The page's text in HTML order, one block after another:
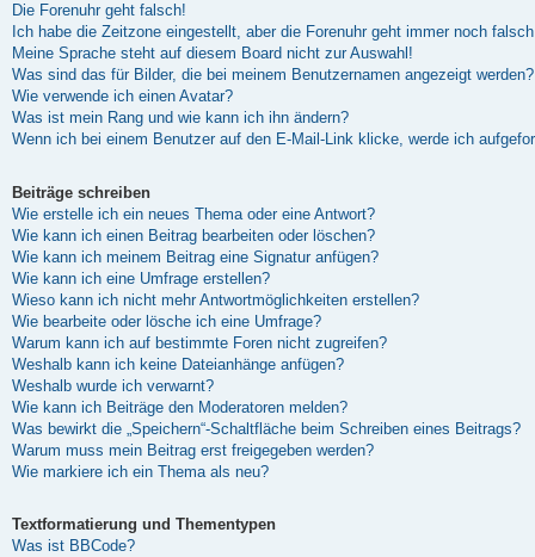
Die Forenuhr geht falsch!
Ich habe die Zeitzone eingestellt, aber die Forenuhr geht immer noch
Meine Sprache steht auf diesem Board nicht zur Auswahl!
Was sind das für Bilder, die bei meinem Benutzernamen angezeigt werden?
Wie verwende ich einen Avatar?
Was ist mein Rang und wie kann ich ihn ändern?
Wenn ich bei einem Benutzer auf den E-Mail-Link klicke, werde ich
Beiträge schreiben
Wie erstelle ich ein neues Thema oder eine Antwort?
Wie kann ich einen Beitrag bearbeiten oder löschen?
Wie kann ich meinem Beitrag eine Signatur anfügen?
Wie kann ich eine Umfrage erstellen?
Wieso kann ich nicht mehr Antwortmöglichkeiten erstellen?
Wie bearbeite oder lösche ich eine Umfrage?
Warum kann ich auf bestimmte Foren nicht zugreifen?
Weshalb kann ich keine Dateianhänge anfügen?
Weshalb wurde ich verwarnt?
Wie kann ich Beiträge den Moderatoren melden?
Was bewirkt die „Speichern“-Schaltfläche beim Schreiben eines Beitrags?
Warum muss mein Beitrag erst freigegeben werden?
Wie markiere ich ein Thema als neu?
Textformatierung und Thementypen
Was ist BBCode?